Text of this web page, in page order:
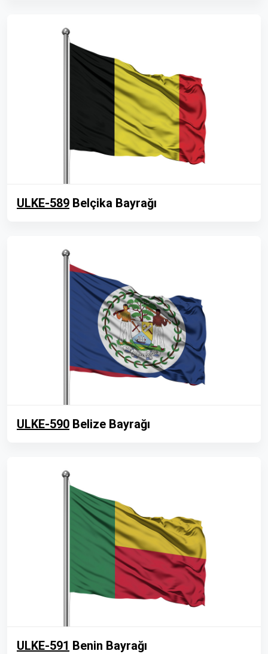
ULKE-589 Belçika Bayrağı
ULKE-590 Belize Bayrağı
ULKE-591 Benin Bayrağı